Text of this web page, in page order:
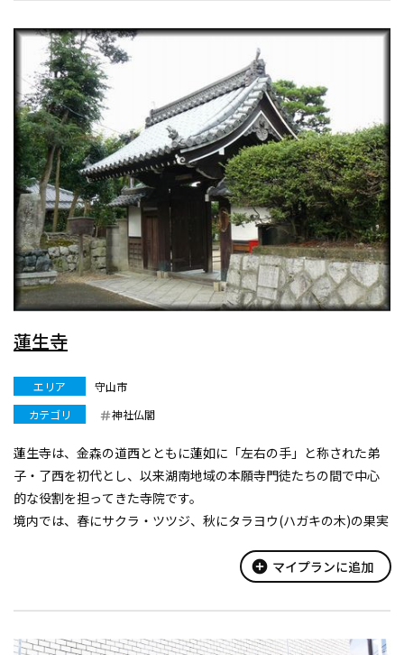
蓮生寺
エリア
守山市
カテゴリ
神社仏閣
蓮生寺は、金森の道西とともに蓮如に「左右の手」と称された弟
子・了西を初代とし、以来湖南地域の本願寺門徒たちの間で中心
的な役割を担ってきた寺院です。
境内では、春にサクラ・ツツジ、秋にタラヨウ(ハガキの木)の果実
元亀元（1570）年本願寺が織田信長と対立し、翌年守山の門徒た
add_circle マイプランに追加